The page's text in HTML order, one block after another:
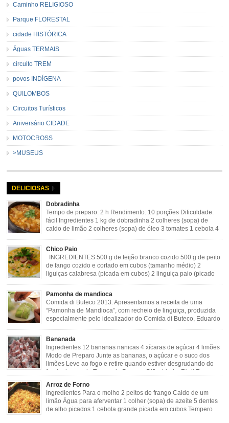
Caminho RELIGIOSO
Parque FLORESTAL
cidade HISTÓRICA
Águas TERMAIS
circuito TREM
povos INDÍGENA
QUILOMBOS
Circuitos Turísticos
Aniversário CIDADE
MOTOCROSS
>MUSEUS
DELICIOSAS
Dobradinha
Tempo de preparo: 2 h Rendimento: 10 porções Dificuldade:
fácil Ingredientes 1 kg de dobradinha 2 colheres (sopa) de
caldo de limão 2 colheres (sopa) de óleo 3 tomates 1 cebola 4
gosto Modo de Preparo: Lavar muito bem a dobradinha com limão. Deixar de
molho […]
Chico Paio
INGREDIENTES 500 g de feijão branco cozido 500 g de peito
de fango cozido e cortado em cubos (tamanho médio) 2
liguiças calabresa (picada em cubos) 2 linguiça paio (picado
verde 2 dentes de alho amassado 3 colheres de óleo 2 […]
Pamonha de mandioca
Comida di Buteco 2013. Apresentamos a receita de uma
“Pamonha de Mandioca”, com recheio de linguiça, produzida
especialmente pelo idealizador do Comida di Buteco, Eduardo
cebola picadinha 100gr de mandioca crua ralada e espremida 1 colher café
de manteiga 35ml de leite Palha de milho verde 1 […]
Bananada
Ingredientes 12 bananas nanicas 4 xícaras de açúcar 4 limões
Modo de Preparo Junte as bananas, o açúcar e o suco dos
limões Leve ao fogo e retire quando estiver desgrudando do
fundo da panela Tempo de Preparo Dificuldade: Fácil Tempo
de Preparo: 40 minutos http://eusoumineirouaiso.com.br/culinaria-
mineira/bananada#tempo-de-preparo
Arroz de Forno
Ingredientes Para o molho 2 peitos de frango Caldo de um
limão Água para aferventar 1 colher (sopa) de azeite 5 dentes
de alho picados 1 cebola grande picada em cubos Tempero